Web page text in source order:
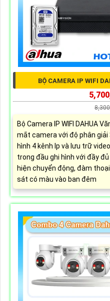
BỘ CAMERA IP WIFI
Bộ Camera IP WIFI DAHUA
mắt camera với độ phân
hình 4 kênh Ip và lưu trữ
trong đầu ghi hình với đầy
hiện chuyển động, đàm
sát có màu vào ban đêm